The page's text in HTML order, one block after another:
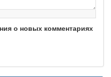
о новых комментариях